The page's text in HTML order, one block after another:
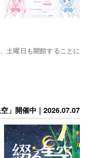
土曜日も開館することに
」開催中｜2026.07.07